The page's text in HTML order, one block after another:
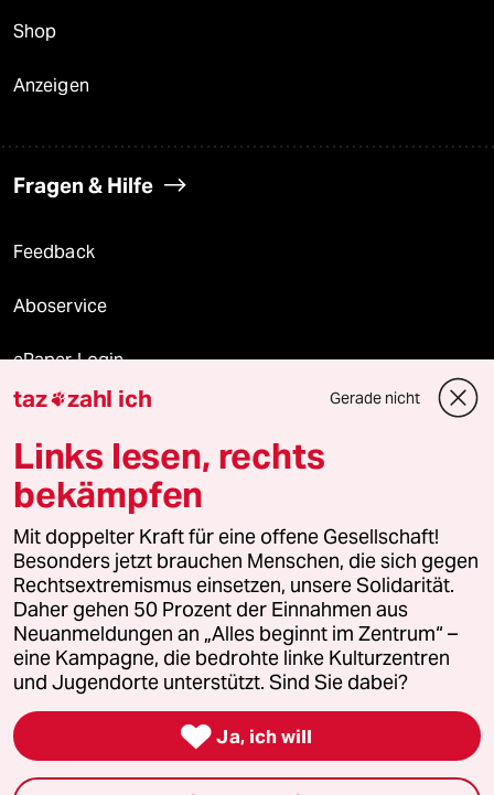
Shop
Anzeigen
Fragen & Hilfe
Feedback
Aboservice
ePaper Login
Downloads für Abonnierende
© 2026 taz Verlags und Vertriebs GmbH
Alle Rechte vorbehalten. Bei rechtlichen Fragen oder für Genehmigungen
wenden Sie sich bitte an lizenzen@taz.de
Feedback Redaktionsstatut Kommune-Richtlinien
Leitlinie Informant Datenschutz Impressum AGB
Seitenwende Einwilligungen widerrufen (Ads)
taz zahl ich Gerade nicht
Links lesen, rechts
bekämpfen
Mit doppelter Kraft für eine offene Gesellschaft!
Besonders jetzt brauchen Menschen, die sich gegen
Rechtsextremismus einsetzen, unsere Solidarität.
Daher gehen 50 Prozent der Einnahmen aus
Neuanmeldungen an „Alles beginnt im Zentrum“ –
eine Kampagne, die bedrohte linke Kulturzentren
und Jugendorte unterstützt. Sind Sie dabei?
 Ja, ich will